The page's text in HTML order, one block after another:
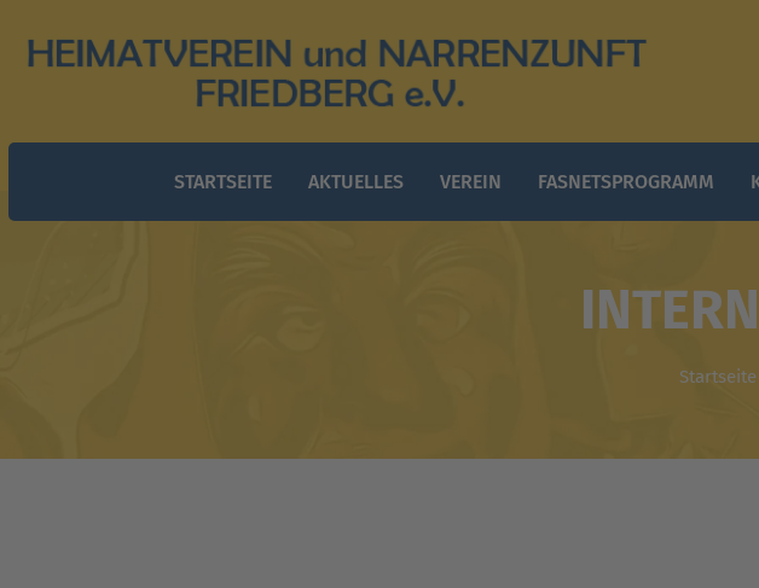
STARTSEITE AKTUELLES VEREIN FASNETSPROGRAMM
Startseite